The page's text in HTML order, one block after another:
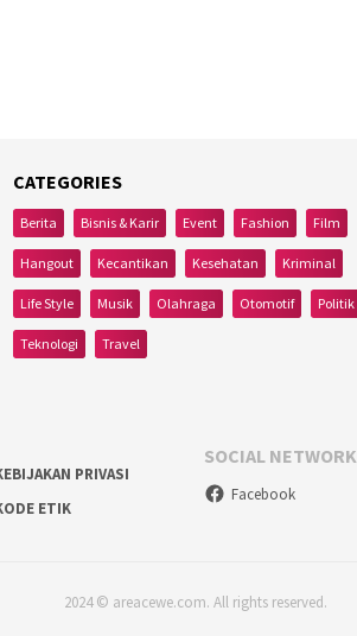
CATEGORIES
Berita Bisnis & Karir Event Fashion Film
Hangout Kecantikan Kesehatan Kriminal
Life Style Musik Olahraga Otomotif Politik
Teknologi Travel
PRIVASI
ETIK
SOCIAL NETWORK
Facebook
2024 © areacewe.com. All rights reserved.